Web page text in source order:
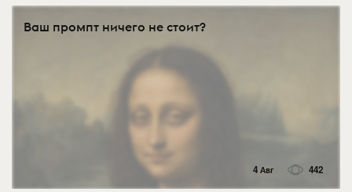
Ваш промпт ничего не стоит?
4 Авг 442